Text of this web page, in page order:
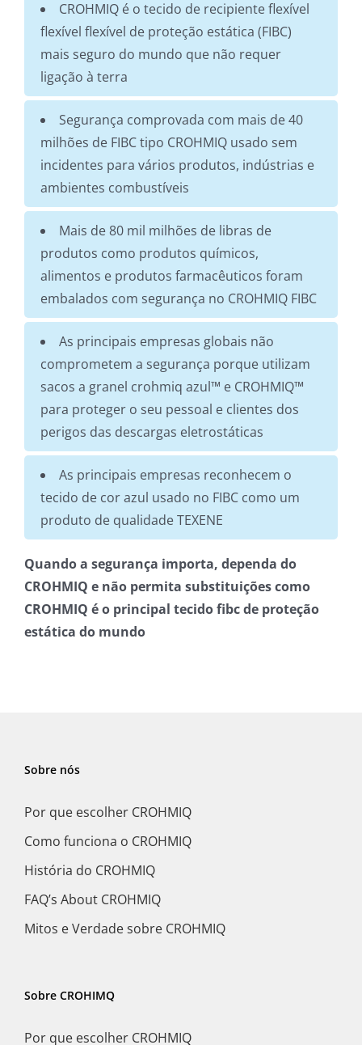
CROHMIQ é o tecido de recipiente flexível
flexível flexível de proteção estática (FIBC)
mais seguro do mundo que não requer
ligação à terra
Segurança comprovada com mais de 40
milhões de FIBC tipo CROHMIQ usado sem
incidentes para vários produtos, indústrias e
ambientes combustíveis
Mais de 80 mil milhões de libras de
produtos como produtos químicos,
alimentos e produtos farmacêuticos foram
embalados com segurança no CROHMIQ FIBC
As principais empresas globais não
comprometem a segurança porque utilizam
sacos a granel crohmiq azul™ e CROHMIQ™
para proteger o seu pessoal e clientes dos
perigos das descargas eletrostáticas
As principais empresas reconhecem o
tecido de cor azul usado no FIBC como um
produto de qualidade TEXENE
Quando a segurança importa, dependa do
CROHMIQ e não permita substituições como
CROHMIQ é o principal tecido fibc de proteção
estática do mundo
Sobre nós
Por que escolher CROHMIQ
Como funciona o CROHMIQ
História do CROHMIQ
FAQ’s About CROHMIQ
Mitos e Verdade sobre CROHMIQ
Sobre CROHIMQ
Por que escolher CROHMIQ